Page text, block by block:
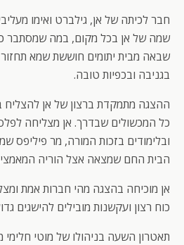
חבר לכיתה של אן, גילברט ואימו
שמה של אן בכל מקום, במה שמסתבר
שבאה מבית יתומים חוששת שמא
בגניבה ובכפיות טובה.
ההצגה מתמקדת ברצון של אן להצליח
כל המכשולים שבדרך. אן מצליחה
ובלימודים בזכות המורה, מר פיליפס
הבית החם שמצאה אצל הוריה
אן מוכיחה בהצגה מהי חברות אמת
כוח רצון ועקשנות מובילים להישגים
תאטרון השעה בניהולו של מוטי